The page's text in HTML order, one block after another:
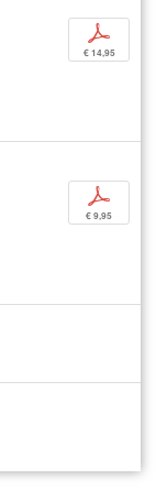
p
€ 14,95
p
€ 9,95